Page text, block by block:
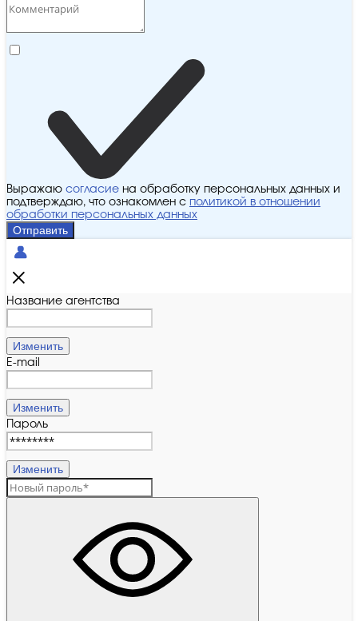
Выражаю согласие на обработку персональных данных и
подтверждаю, что ознакомлен с политикой в отношении
обработки персональных данных
Отправить
Название агентства
Изменить
E-mail
Изменить
Пароль
Изменить